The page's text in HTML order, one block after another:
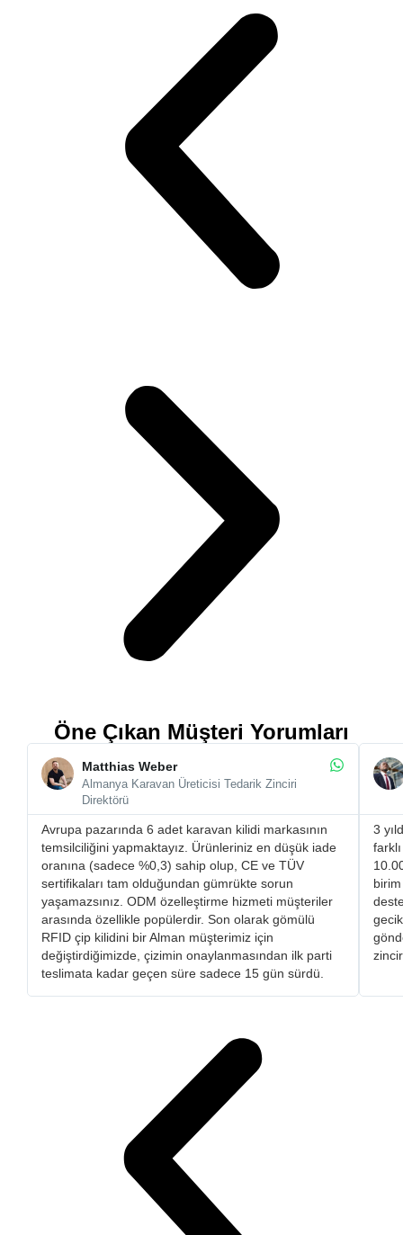
Öne Çıkan Müşteri Yorumları
Matthias Weber
Almanya Karavan Üreticisi Tedarik Zinciri
Direktörü
Avrupa pazarında 6 adet karavan kilidi markasının
temsilciliğini yapmaktayız. Ürünleriniz en düşük iade
oranına (sadece %0,3) sahip olup, CE ve TÜV
sertifikaları tam olduğundan gümrükte sorun
yaşamazsınız. ​ODM özelleştirme hizmeti müşteriler
arasında özellikle popülerdir. Son olarak gömülü
RFID çip kilidini bir Alman müşterimiz için
değiştirdiğimizde, çizimin onaylanmasından ilk parti
teslimata kadar geçen süre sadece 15 gün sürdü.
3